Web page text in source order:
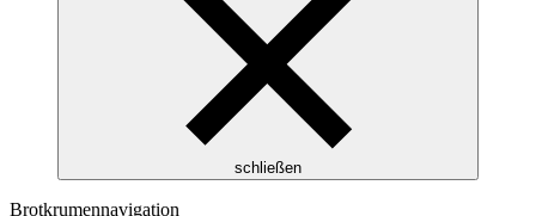
schließen
Brotkrumennavigation